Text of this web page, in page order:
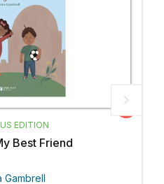
Livres pour enfants